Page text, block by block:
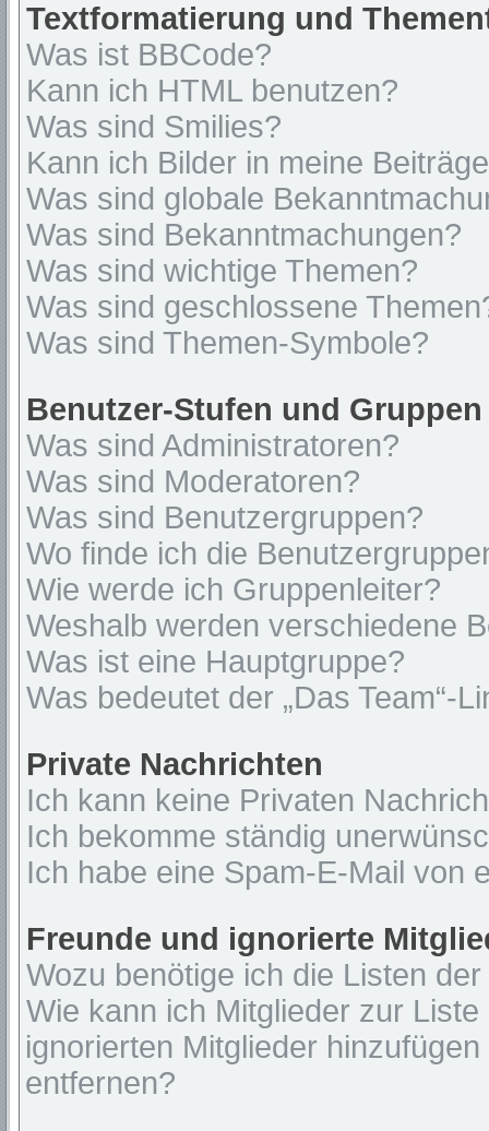
Textformatierung und
Was ist BBCode?
Kann ich HTML benutzen?
Was sind Smilies?
Kann ich Bilder in meine
Was sind globale
Was sind Bekanntmachungen?
Was sind wichtige Themen?
Was sind geschlossene
Was sind Themen-Symbole?
Benutzer-Stufen und Gruppen
Was sind Administratoren?
Was sind Moderatoren?
Was sind Benutzergruppen?
Wo finde ich die
Wie werde ich Gruppenleiter?
Weshalb werden verschiedene
Was ist eine Hauptgruppe?
Was bedeutet der „Das Team“-
Private Nachrichten
Ich kann keine Privaten
Ich bekomme ständig
Ich habe eine Spam-E-Mail von
Freunde und ignorierte
Wozu benötige ich die Listen
Wie kann ich Mitglieder zur
ignorierten Mitglieder
entfernen?